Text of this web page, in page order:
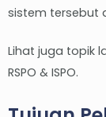
sistem tersebut
Lihat juga topik
RSPO & ISPO.